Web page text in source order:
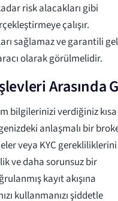
risk alacakları gibi
çalışır.
sağlamaz ve garantili
olarak görülmelidir.
Arasında
bilgilerinizi verdiğiniz
anlaşmalı bir
veya KYC gerekliliklerini
ve daha sorunsuz bir
kayıt akışına
kullanmanızı şiddetle